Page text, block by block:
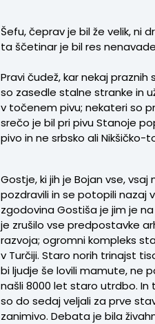
Šefu, čeprav je bil že velik, ni
ta ščetinar je bil res
Pravi čudež, kar nekaj
so zasedle stalne stranke in
v točenem pivu; nekateri so
srečo je bil pri pivu Stanoje
pivo in ne srbsko ali
Gostje, ki jih je Bojan vse,
pozdravili in se potopili nazaj
zgodovina Gostiša je jim je
je zrušilo vse predpostavke
razvoja; ogromni kompleks
v Turčiji. Staro norih trinajst
bi ljudje še lovili mamute, ne
našli 8000 let staro utrdbo.
so do sedaj veljali za prve
zanimivo. Debata je bila